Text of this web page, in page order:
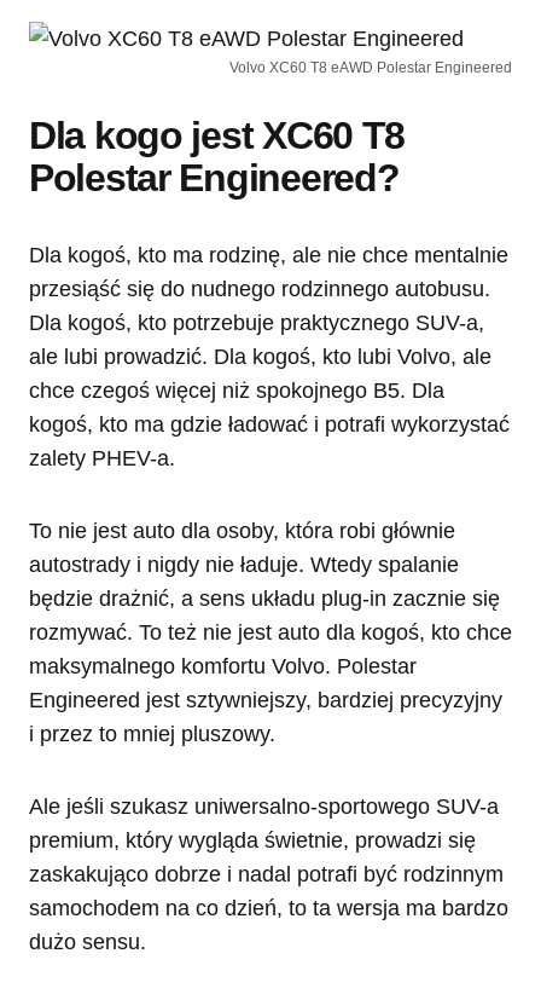
Volvo XC60 T8 eAWD Polestar Engineered
Dla kogo jest XC60 T8
Polestar Engineered?
Dla kogoś, kto ma rodzinę, ale nie chce mentalnie
przesiąść się do nudnego rodzinnego autobusu.
Dla kogoś, kto potrzebuje praktycznego SUV-a,
ale lubi prowadzić. Dla kogoś, kto lubi Volvo, ale
chce czegoś więcej niż spokojnego B5. Dla
kogoś, kto ma gdzie ładować i potrafi wykorzystać
zalety PHEV-a.
To nie jest auto dla osoby, która robi głównie
autostrady i nigdy nie ładuje. Wtedy spalanie
będzie drażnić, a sens układu plug-in zacznie się
rozmywać. To też nie jest auto dla kogoś, kto chce
maksymalnego komfortu Volvo. Polestar
Engineered jest sztywniejszy, bardziej precyzyjny
i przez to mniej pluszowy.
Ale jeśli szukasz uniwersalno-sportowego SUV-a
premium, który wygląda świetnie, prowadzi się
zaskakująco dobrze i nadal potrafi być rodzinnym
samochodem na co dzień, to ta wersja ma bardzo
dużo sensu.